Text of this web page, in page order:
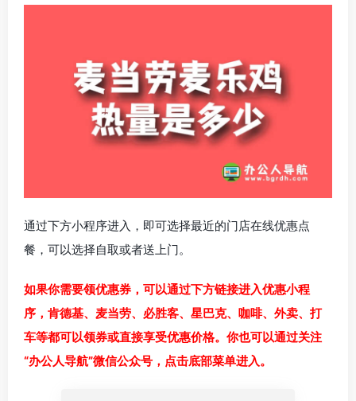
通过下方小程序进入，即可选择最近的门店在线优惠点
餐，可以选择自取或者送上门。
如果你需要领优惠券，可以通过下方链接进入优惠小程
序，肯德基、麦当劳、必胜客、星巴克、咖啡、外卖、打
车等都可以领券或直接享受优惠价格。你也可以通过关注
“办公人导航”微信公众号，点击底部菜单进入。